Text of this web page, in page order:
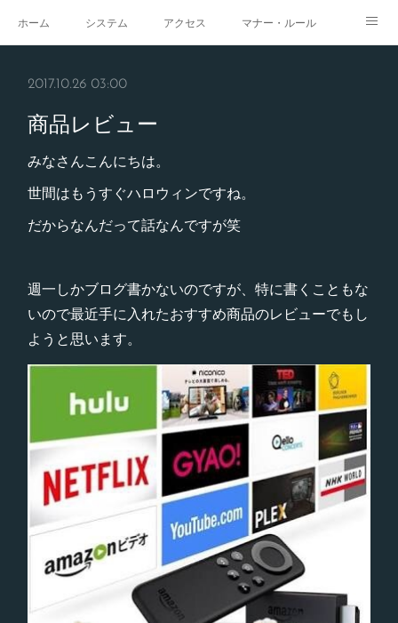
ホーム システム アクセス マナー・ルール
2017.10.26 03:00
商品レビュー
みなさんこんにちは。
世間はもうすぐハロウィンですね。
だからなんだって話なんですが笑
週一しかブログ書かないのですが、特に書くこともな
いので最近手に入れたおすすめ商品のレビューでもし
ようと思います。